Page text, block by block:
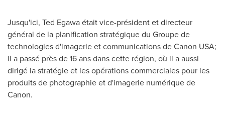
Jusqu'ici, Ted Egawaétait vice-président et directeur
général de la planification stratégique du Groupe de
technologies d'imagerie et communications de Canon USA;
il a passé près de 16 ans dans cette région, où il a aussi
dirigé la stratégie et les opérations commerciales pour les
produits de photographie et d'imagerie numérique de
Canon.